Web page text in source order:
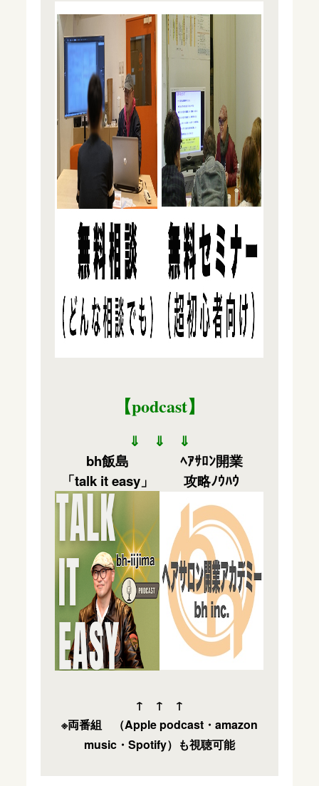
ｂｈの理念
サポート内容・料金
独立開業事例
開業者の声
セミナー情報
【podcast】
⇓ ⇓ ⇓
bh飯島
「talk it easy」
ﾍｱｻﾛﾝ開業
攻略ﾉｳﾊｳ
↑ ↑ ↑
※両番組 （Apple podcast・amazon
music・Spotify）も視聴可能